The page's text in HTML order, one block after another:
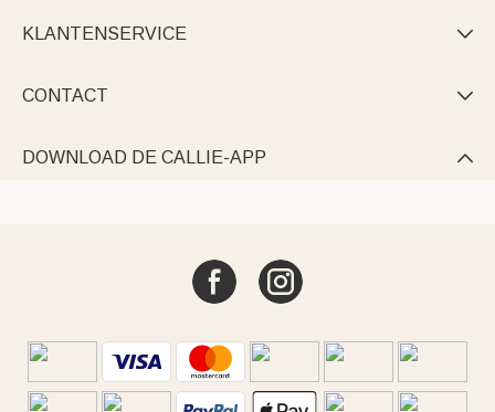
KLANTENSERVICE 
CONTACT 
DOWNLOAD DE CALLIE-APP 